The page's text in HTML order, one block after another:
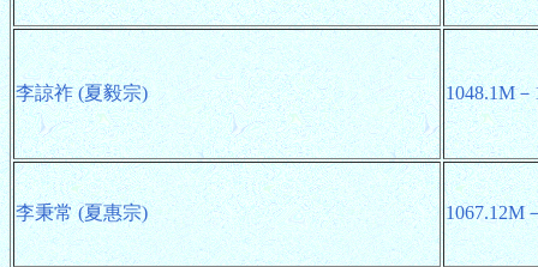
李諒祚 (夏毅宗) 1048.1M
李秉常 (夏惠宗) 1067.12M